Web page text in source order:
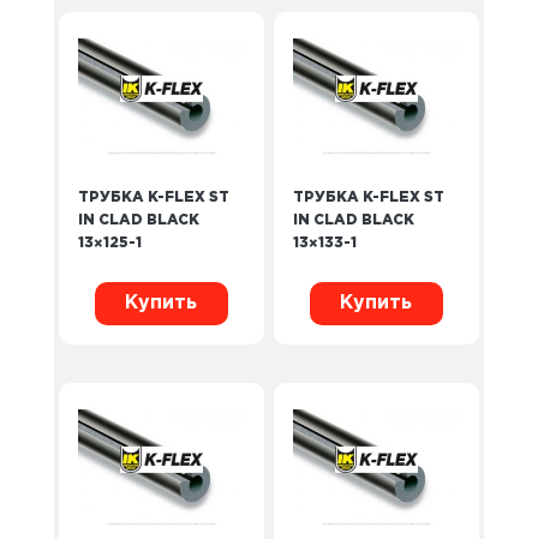
ТРУБКА K-FLEX ST
IN CLAD BLACK
13×125-1
Купить
ТРУБКА K-FLEX ST
IN CLAD BLACK
13×133-1
Купить